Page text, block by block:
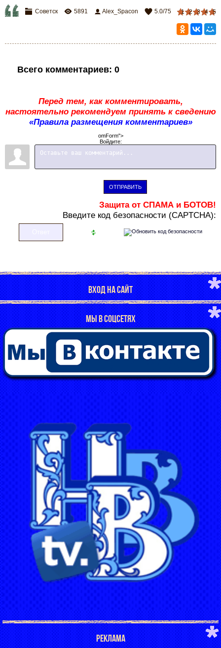
1 2 3 4 5
Советск 5891 Alex_Spacon 5.0/75
Всего комментариев: 0
Перед тем, как комментировать,
настоятельно рекомендуем принять к сведению
«Правила размещения комментариев»
omForm">
Войдите:
ОТПРАВИТЬ
Защита от СПАМА и БОТОВ!
Введите код безопасности (CAPTCHA):
ВХОД НА САЙТ
МЫ В СОЦСЕТЯХ
РЕКЛАМА